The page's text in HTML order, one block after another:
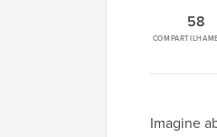
58
Imagine